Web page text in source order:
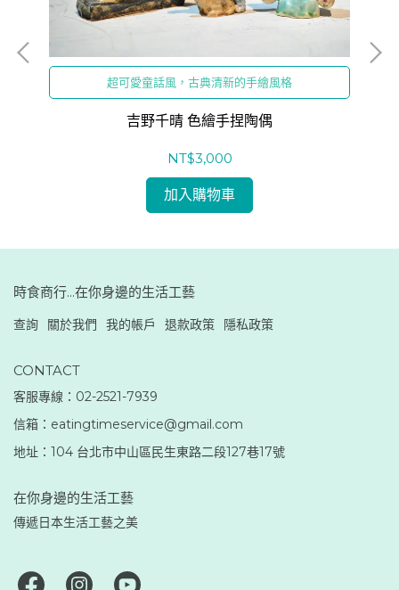
超可愛童話風，古典清新的手繪風格
吉野千晴 色繪手捏陶偶
NT$3,000
加入購物車
時食商行...在你身邊的生活工藝
查詢 關於我們 我的帳戶 退款政策 隱私政策
CONTACT
客服專線：02-2521-7939
信箱：eatingtimeservice@gmail.com
地址：104 台北市中山區民生東路二段127巷17號
在你身邊的生活工藝
傳遞日本生活工藝之美